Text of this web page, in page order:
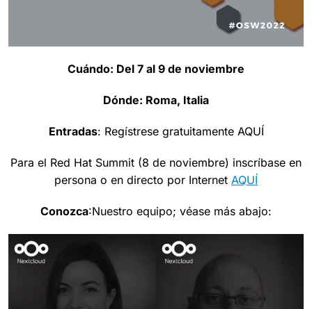
Cuándo: Del 7 al 9 de noviembre
Dónde: Roma, Italia
Entradas: Regístrese gratuitamente AQUÍ
Para el Red Hat Summit (8 de noviembre) inscríbase en
persona o en directo por Internet AQUÍ
Conozca:Nuestro equipo; véase más abajo: